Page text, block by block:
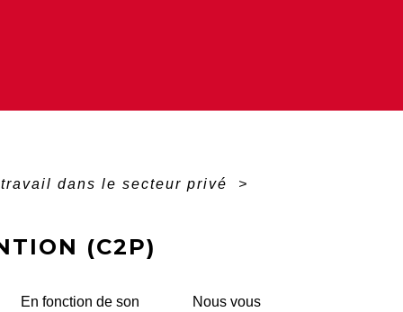
dans le secteur privé >
(C2P)
En fonction de son
Nous vous